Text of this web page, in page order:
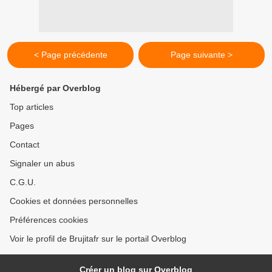
< Page précédente Page suivante >
Hébergé par Overblog
Top articles
Pages
Contact
Signaler un abus
C.G.U.
Cookies et données personnelles
Préférences cookies
Voir le profil de Brujitafr sur le portail Overblog
Créer un blog sur Overblog